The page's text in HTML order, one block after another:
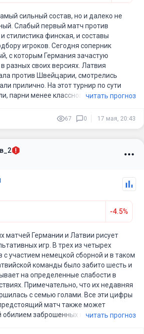
сильный состав, но и далеко не
Слабый первый матч против
стилистика финская, и составы
игроков. Сегодня соперник
с которым Германия зачастую
разных своих версиях. Латвия
против Швейцарии, смотрелись
прилично. На этот турнир по сути
парни менее классного разлива, хоть
читать прогноз
67 0 17 мая, 20:43
-4.5%
матчей Германии и Латвии рисует
игр. В трех из четырех
с участием немецкой сборной и в таком
команды было забито шесть и
на определенные слабости в
Примечательно, что их недавняя
с семью голами. Все эти цифры
матч также может
обилием заброшенных шайб, поэтому
читать прогноз